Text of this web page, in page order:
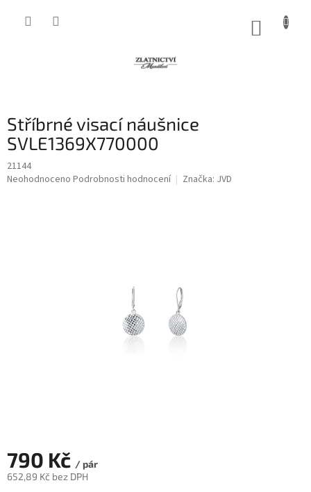
Stříbrné visací náušnice
SVLE1369X770000
21144
Průměrné
Neohodnoceno Podrobnosti hodnocení Značka: JVD
790 Kč / pár
652,89 Kč bez DPH